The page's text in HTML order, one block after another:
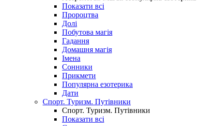
Показати всі
Пророцтва
Долі
Побутова магія
Гадання
Домашня магія
Імена
Сонники
Прикмети
Популярна езотерика
Дати
Спорт. Туризм. Путівники
Спорт. Туризм. Путівники
Показати всі